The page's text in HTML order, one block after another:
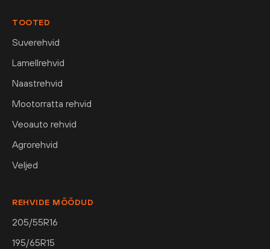
TOOTED
Suverehvid
Lamellrehvid
Naastrehvid
Mootorratta rehvid
Veoauto rehvid
Agrorehvid
Veljed
REHVIDE MÕÕDUD
205/55R16
195/65R15